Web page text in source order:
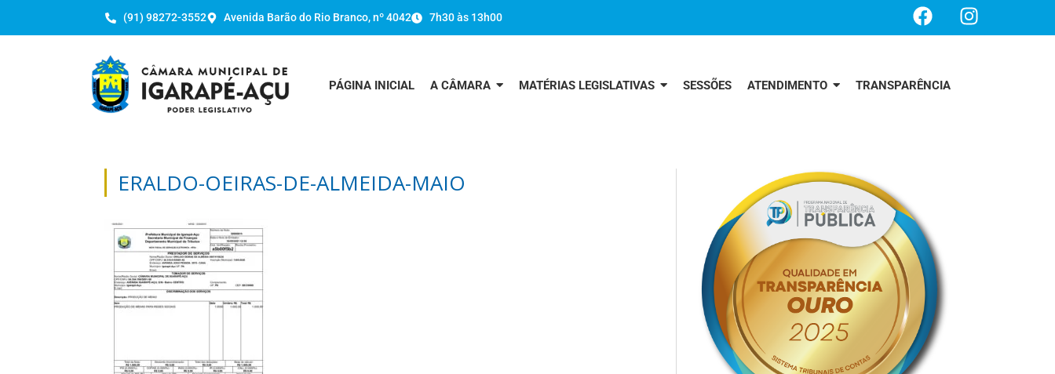
(91) 98272-3552 Avenida Barão do Rio Branco, nº 4042 7h30 às 13h00
PÁGINA INICIAL A CÂMARA MATÉRIAS LEGISLATIVAS SESSÕES ATENDIMENTO TRANSPARÊNCIA
ERALDO-OEIRAS-DE-ALMEIDA-MAIO